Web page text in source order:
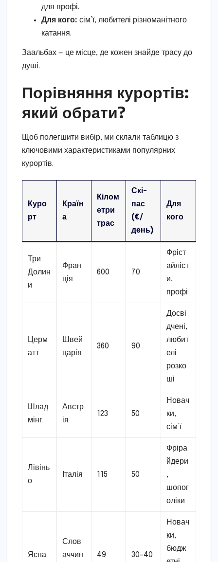
для профі.
Для кого: сім’ї, любителі різноманітного
катання.
Заальбах — це місце, де кожен знайде трасу до
душі.
Порівняння курортів:
який обрати?
Щоб полегшити вибір, ми склали таблицю з
ключовими характеристиками популярних
курортів.
Куро
рт
Країн
а
Кілом
етри
трас
Скі-
пас
(€/
день)
Для
кого
Три
Долин
и
Фран
ція
600 70
Фріст
айліст
и,
профі
Церм
атт
Швей
царія
360 90
Досві
дчені,
любит
елі
розко
ші
Шлад
мінг
Австр
ія
123 50
Новач
ки,
сім’ї
Лівінь
о
Італія 115 50
Фріра
йдери
,
шопог
оліки
Ясна
Слов
аччин
49 30–40
Новач
ки,
бюдж